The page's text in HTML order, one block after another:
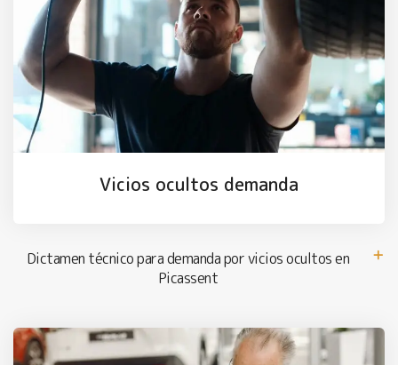
Vicios ocultos demanda
Dictamen técnico para demanda por vicios ocultos en
Picassent